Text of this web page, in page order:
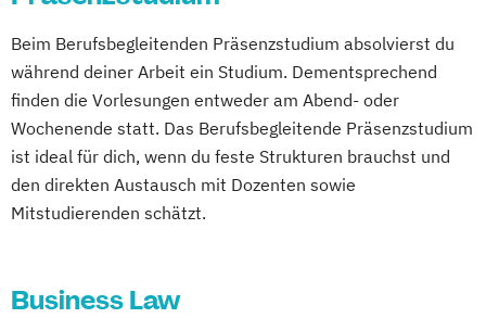
Beim Berufsbegleitenden Präsenzstudium absolvierst du
während deiner Arbeit ein Studium. Dementsprechend
finden die Vorlesungen entweder am Abend- oder
Wochenende statt. Das Berufsbegleitende Präsenzstudium
ist ideal für dich, wenn du feste Strukturen brauchst und
den direkten Austausch mit Dozenten sowie
Mitstudierenden schätzt.
Business Law